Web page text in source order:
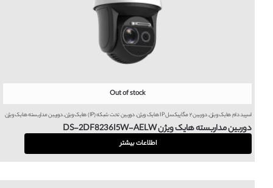
Out of stock
اسپید دام هایک ویژن,دوربین ۲ مگاپیکسل IP هایک ویژن ,دوربین تحت شبکه (IP) هایک ویژن ,دوربین مداربسته هایک ویژن
دوربین مداربسته هایک ویژن DS-2DF8236I5W-AELW
اطلاعات بیشتر